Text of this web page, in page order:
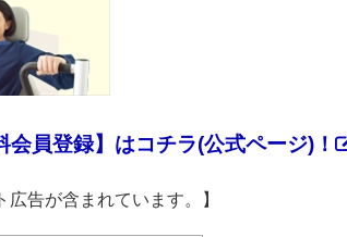
会員登録】はコチラ(公式ページ)！
広告が含まれています。】